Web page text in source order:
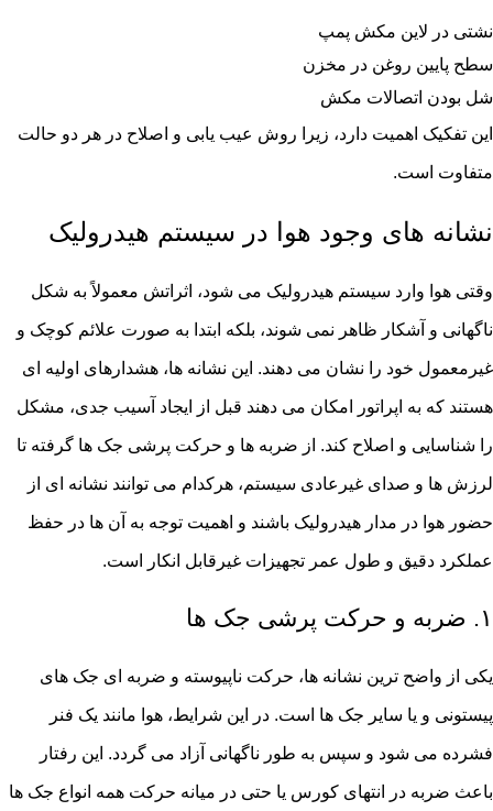
نشتی در لاین مکش پمپ
سطح پایین روغن در مخزن
شل بودن اتصالات مکش
این تفکیک اهمیت دارد، زیرا روش عیب یابی و اصلاح در هر دو حالت
متفاوت است.
نشانه های وجود هوا در سیستم هیدرولیک
وقتی هوا وارد سیستم هیدرولیک می شود، اثراتش معمولاً به شکل
ناگهانی و آشکار ظاهر نمی شوند، بلکه ابتدا به صورت علائم کوچک و
غیرمعمول خود را نشان می دهند. این نشانه ها، هشدارهای اولیه ای
هستند که به اپراتور امکان می دهند قبل از ایجاد آسیب جدی، مشکل
را شناسایی و اصلاح کند. از ضربه ها و حرکت پرشی جک ها گرفته تا
لرزش ها و صدای غیرعادی سیستم، هرکدام می توانند نشانه ای از
حضور هوا در مدار هیدرولیک باشند و اهمیت توجه به آن ها در حفظ
عملکرد دقیق و طول عمر تجهیزات غیرقابل انکار است.
۱. ضربه و حرکت پرشی جک ها
یکی از واضح ترین نشانه ها، حرکت ناپیوسته و ضربه ای جک های
پیستونی و یا سایر جک ها است. در این شرایط، هوا مانند یک فنر
فشرده می شود و سپس به طور ناگهانی آزاد می گردد. این رفتار
باعث ضربه در انتهای کورس یا حتی در میانه حرکت همه انواع جک ها